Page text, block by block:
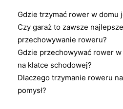
Gdzie trzymać rower w domu
Czy garaż to zawsze
przechowywanie roweru?
Gdzie przechowywać rower
na klatce schodowej?
Dlaczego trzymanie roweru
pomysł?